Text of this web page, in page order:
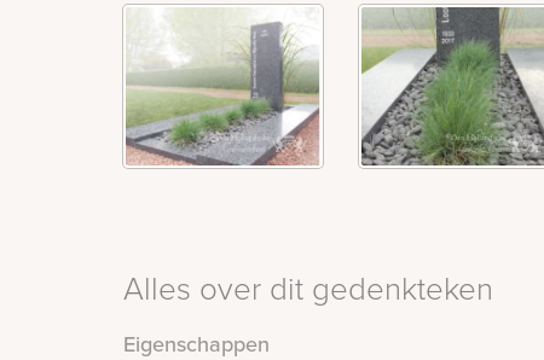
Alles over dit gedenkteken
Eigenschappen